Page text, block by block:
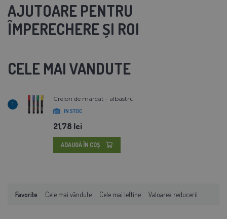
AJUTOARE PENTRU
ÎMPERECHERE ȘI ROI
CELE MAI VANDUTE
1
Creion de marcat - albastru
IN STOC
21,78 lei
ADAUGĂ ÎN COŞ
Favorite Cele mai vândute Cele mai ieftine Valoarea reducerii